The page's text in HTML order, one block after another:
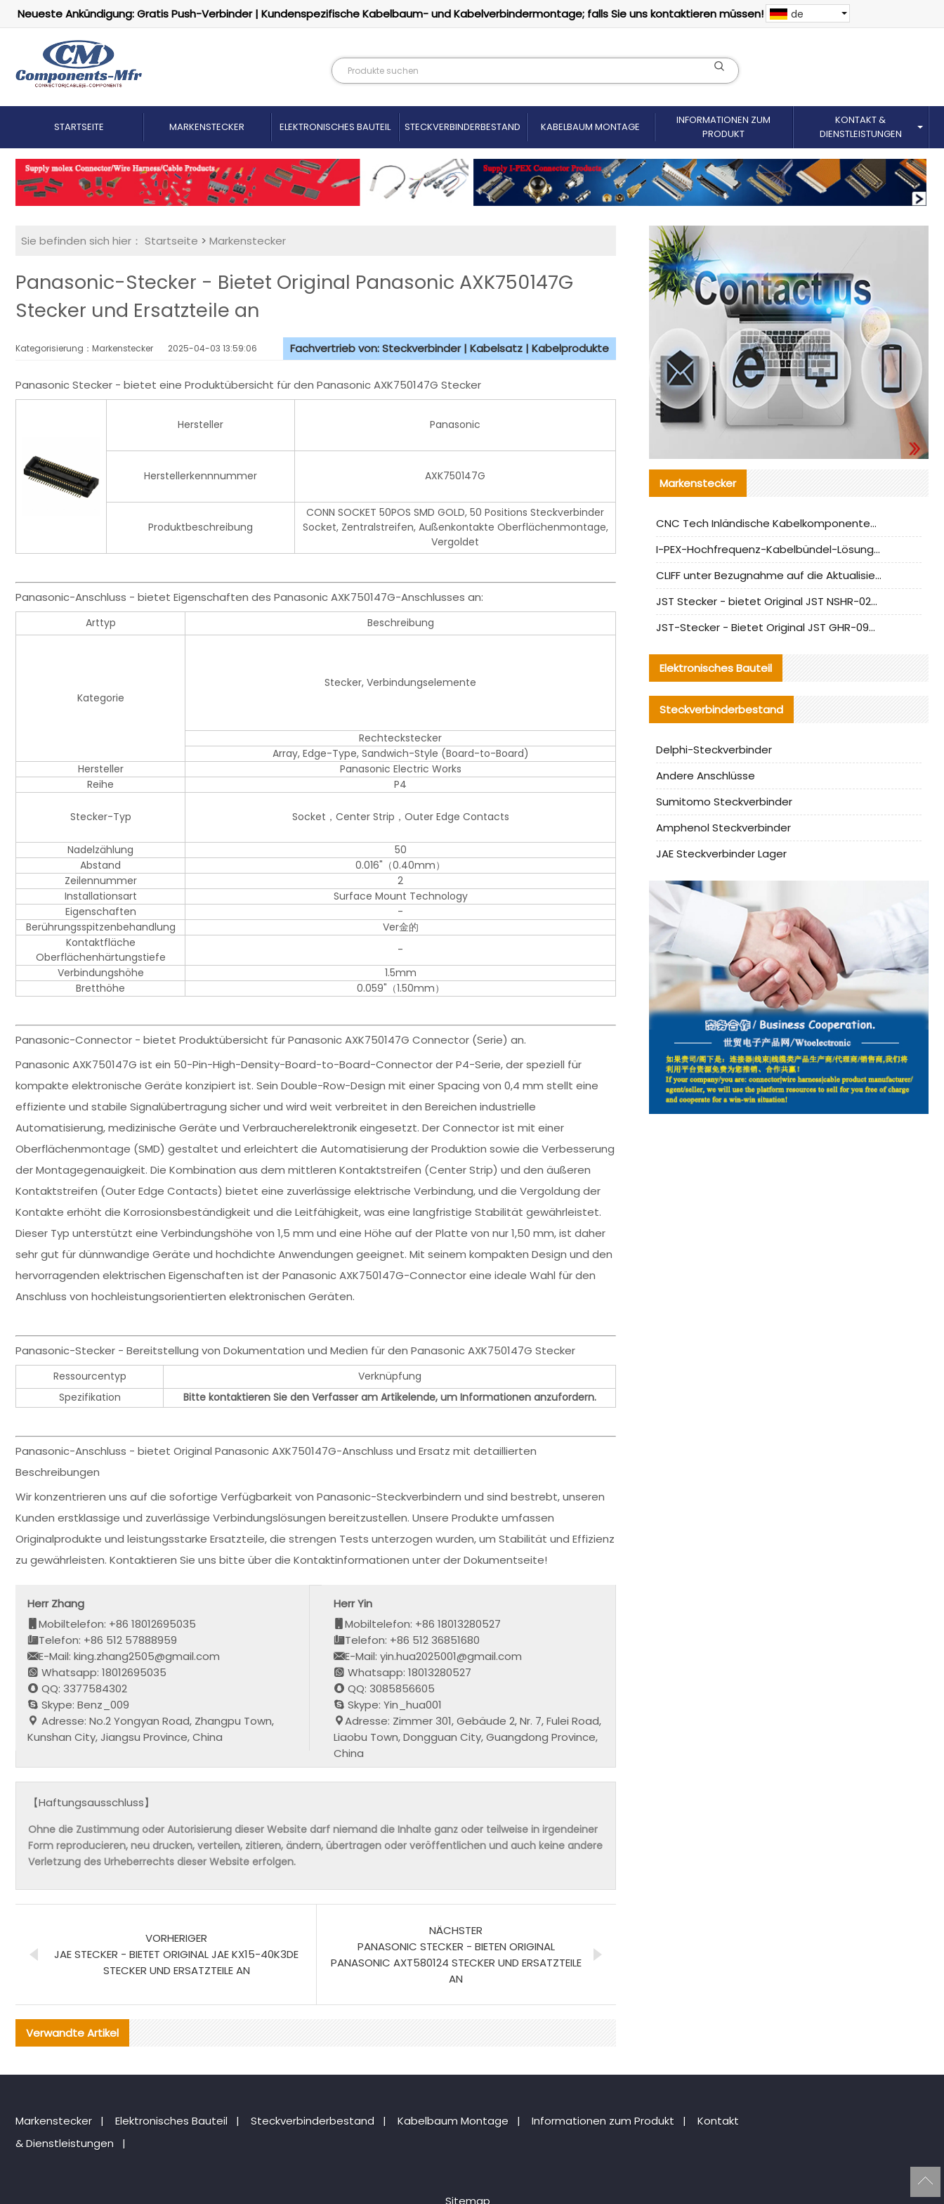
Neueste Ankündigung: Gratis Push-Verbinder | Kundenspezifische Kabelbaum- und Kabelverbindermontage; falls Sie uns kontaktieren müssen! de
STARTSEITE MARKENSTECKER ELEKTRONISCHES BAUTEIL STECKVERBINDERBESTAND KABELBAUM MONTAGE
INFORMATIONEN ZUM
PRODUKT
KONTAKT &
DIENSTLEISTUNGEN
Sie befinden sich hier： Startseite > Markenstecker
Panasonic-Stecker - Bietet Original Panasonic AXK750147G
Stecker und Ersatzteile an
Kategorisierung：Markenstecker 2025-04-03 13:59:06 Fachvertrieb von: Steckverbinder | Kabelsatz | Kabelprodukte
Panasonic Stecker - bietet eine Produktübersicht für den Panasonic AXK750147G Stecker
Hersteller Panasonic
Herstellerkennnummer AXK750147G
Produktbeschreibung
CONN SOCKET 50POS SMD GOLD, 50 Positions Steckverbinder
Socket, Zentralstreifen, Außenkontakte Oberflächenmontage,
Vergoldet
Panasonic-Anschluss - bietet Eigenschaften des Panasonic AXK750147G-Anschlusses an:
Arttyp Beschreibung
Kategorie
Stecker, Verbindungselemente
Rechteckstecker
Array, Edge-Type, Sandwich-Style (Board-to-Board)
Hersteller
Panasonic Electric Works
Reihe
P4
Stecker-Typ Socket，Center Strip，Outer Edge Contacts
Nadelzählung
50
Abstand
0.016"（0.40mm）
Zeilennummer
2
Installationsart
Surface Mount Technology
Eigenschaften
-
Berührungsspitzenbehandlung
Ver金的
Kontaktfläche
Oberflächenhärtungstiefe
-
Verbindungshöhe
1.5mm
Bretthöhe
0.059"（1.50mm）
Panasonic-Connector - bietet Produktübersicht für Panasonic AXK750147G Connector (Serie) an.
Panasonic AXK750147G ist ein 50-Pin-High-Density-Board-to-Board-Connector der P4-Serie, der speziell für
kompakte elektronische Geräte konzipiert ist. Sein Double-Row-Design mit einer Spacing von 0,4 mm stellt eine
effiziente und stabile Signalübertragung sicher und wird weit verbreitet in den Bereichen industrielle
Automatisierung, medizinische Geräte und Verbraucherelektronik eingesetzt. Der Connector ist mit einer
Oberflächenmontage (SMD) gestaltet und erleichtert die Automatisierung der Produktion sowie die Verbesserung
der Montagegenauigkeit. Die Kombination aus dem mittleren Kontaktstreifen (Center Strip) und den äußeren
Kontaktstreifen (Outer Edge Contacts) bietet eine zuverlässige elektrische Verbindung, und die Vergoldung der
Kontakte erhöht die Korrosionsbeständigkeit und die Leitfähigkeit, was eine langfristige Stabilität gewährleistet.
Dieser Typ unterstützt eine Verbindungshöhe von 1,5 mm und eine Höhe auf der Platte von nur 1,50 mm, ist daher
sehr gut für dünnwandige Geräte und hochdichte Anwendungen geeignet. Mit seinem kompakten Design und den
hervorragenden elektrischen Eigenschaften ist der Panasonic AXK750147G-Connector eine ideale Wahl für den
Anschluss von hochleistungsorientierten elektronischen Geräten.
Panasonic-Stecker - Bereitstellung von Dokumentation und Medien für den Panasonic AXK750147G Stecker
Ressourcentyp
Verknüpfung
Spezifikation
Bitte kontaktieren Sie den Verfasser am Artikelende, um Informationen anzufordern.
Panasonic-Anschluss - bietet Original Panasonic AXK750147G-Anschluss und Ersatz mit detaillierten
Beschreibungen
Wir konzentrieren uns auf die sofortige Verfügbarkeit von Panasonic-Steckverbindern und sind bestrebt, unseren
Kunden erstklassige und zuverlässige Verbindungslösungen bereitzustellen. Unsere Produkte umfassen
Originalprodukte und leistungsstarke Ersatzteile, die strengen Tests unterzogen wurden, um Stabilität und Effizienz
zu gewährleisten. Kontaktieren Sie uns bitte über die Kontaktinformationen unter der Dokumentseite!
Herr Zhang
Mobiltelefon: +86 18012695035
Telefon: +86 512 57888959
E-Mail: king.zhang2505@gmail.com
Whatsapp: 18012695035
QQ: 3377584302
Skype: Benz_009
Adresse: No.2 Yongyan Road, Zhangpu Town,
Kunshan City, Jiangsu Province, China
Herr Yin
Mobiltelefon: +86 18013280527
Telefon: +86 512 36851680
E-Mail: yin.hua2025001@gmail.com
Whatsapp: 18013280527
QQ: 3085856605
Skype: Yin_hua001
Adresse: Zimmer 301, Gebäude 2, Nr. 7, Fulei Road,
Liaobu Town, Dongguan City, Guangdong Province,
China
【Haftungsausschluss】
Ohne die Zustimmung oder Autorisierung dieser Website darf niemand die Inhalte ganz oder teilweise in irgendeiner
Form reproducieren, neu drucken, verteilen, zitieren, ändern, übertragen oder veröffentlichen und auch keine andere
Verletzung des Urheberrechts dieser Website erfolgen.
VORHERIGER
JAE STECKER - BIETET ORIGINAL JAE KX15-40K3DE
STECKER UND ERSATZTEILE AN
NÄCHSTER
PANASONIC STECKER - BIETEN ORIGINAL
PANASONIC AXT580124 STECKER UND ERSATZTEILE
AN
Verwandte Artikel
Markenstecker
CNC Tech Inländische Kabelkomponentenbewertung und Massenproduktionsanpassungsanleitung
I-PEX-Hochfrequenz-Kabelbündel-Lösung für die heimische Produktion analysiert
CLIFF unter Bezugnahme auf die Aktualisierung der chinesischen Stecker-Testnormen
JST Stecker - bietet Original JST NSHR-02V-S Stecker und Ersatzteile an
JST-Stecker - Bietet Original JST GHR-09V-S Stecker und Ersatzteile an
Elektronisches Bauteil
Steckverbinderbestand
Delphi-Steckverbinder
Andere Anschlüsse
Sumitomo Steckverbinder
Amphenol Steckverbinder
JAE Steckverbinder Lager
Markenstecker | Elektronisches Bauteil | Steckverbinderbestand | Kabelbaum Montage | Informationen zum Produkt |
Kontakt
& Dienstleistungen
|
Sitemap